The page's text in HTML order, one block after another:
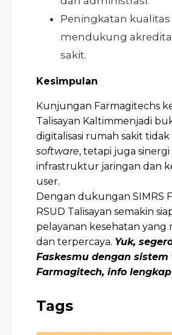
Peningkatan kualitas
mendukung
sakit.
Kesimpulan
Kunjungan Farmagitechs
Talisayan Kaltimmenjadi
digitalisasi rumah sakit tidak
software, tetapi juga sinergi
infrastruktur jaringan dan
user.
Dengan dukungan SIMRS
RSUD Talisayan semakin
pelayanan kesehatan yang
dan terpercaya. Yuk,
Faskesmu dengan
Farmagitech, info lengkap
Tags